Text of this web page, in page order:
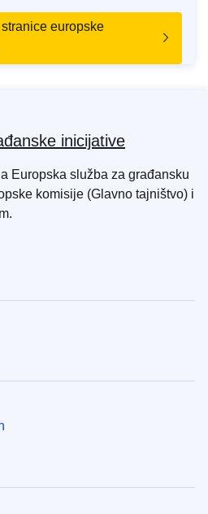
europske
inicijative
Europska služba za građansku
komisije (Glavno tajništvo) i